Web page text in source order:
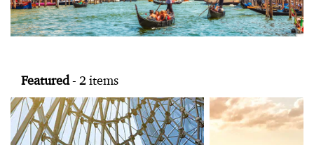
Featured- 2 items